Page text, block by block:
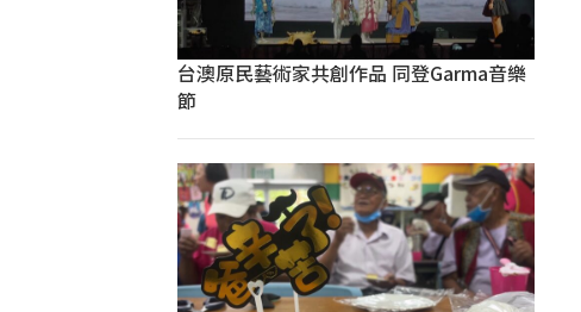
台澳原民藝術家共創作品 同登Garma音樂
節